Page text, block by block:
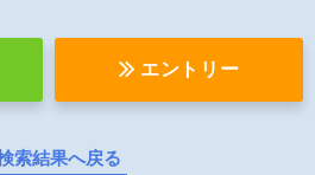
エントリー
索結果へ戻る